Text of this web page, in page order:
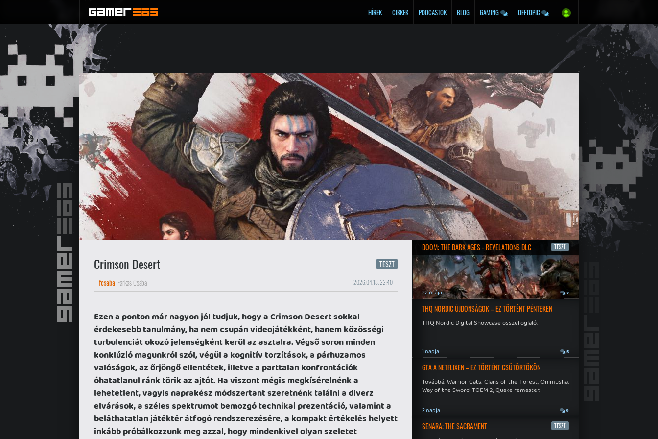
HÍREK CIKKEK PODCASTOK BLOG GAMING OFFTOPIC
Crimson Desert
TESZT
fcsaba Farkas Csaba 2026.04.18. 22:40
Ezen a ponton már nagyon jól tudjuk, hogy a Crimson Desert sokkal
érdekesebb tanulmány, ha nem csupán videojátékként, hanem közösségi
turbulenciát okozó jelenségként kerül az asztalra. Végső soron minden
konklúzió magunkról szól, végül a kognitív torzítások, a párhuzamos
valóságok, az őrjöngő ellentétek, illetve a parttalan konfrontációk
óhatatlanul ránk törik az ajtót. Ha viszont mégis megkísérelnénk a
lehetetlent, vagyis naprakész módszertant szeretnénk találni a diverz
elvárások, a széles spektrumot bemozgó technikai prezentáció, valamint a
beláthatatlan játéktér átfogó rendszerezésére, a kompakt értékelés helyett
inkább próbálkozzunk meg azzal, hogy mindenkivel olyan szeletet
DOOM: THE DARK AGES - REVELATIONS DLC TESZT
22 órája 7
THQ NORDIC ÚJDONSÁGOK – EZ TÖRTÉNT PÉNTEKEN
THQ Nordic Digital Showcase összefoglaló.
1 napja 5
GTA A NETFLIXEN – EZ TÖRTÉNT CSÜTÖRTÖKÖN
Továbbá: Warrior Cats: Clans of the Forest, Onimusha:
Way of the Sword, TOEM 2, Quake remaster.
2 napja 9
SENARA: THE SACRAMENT TESZT